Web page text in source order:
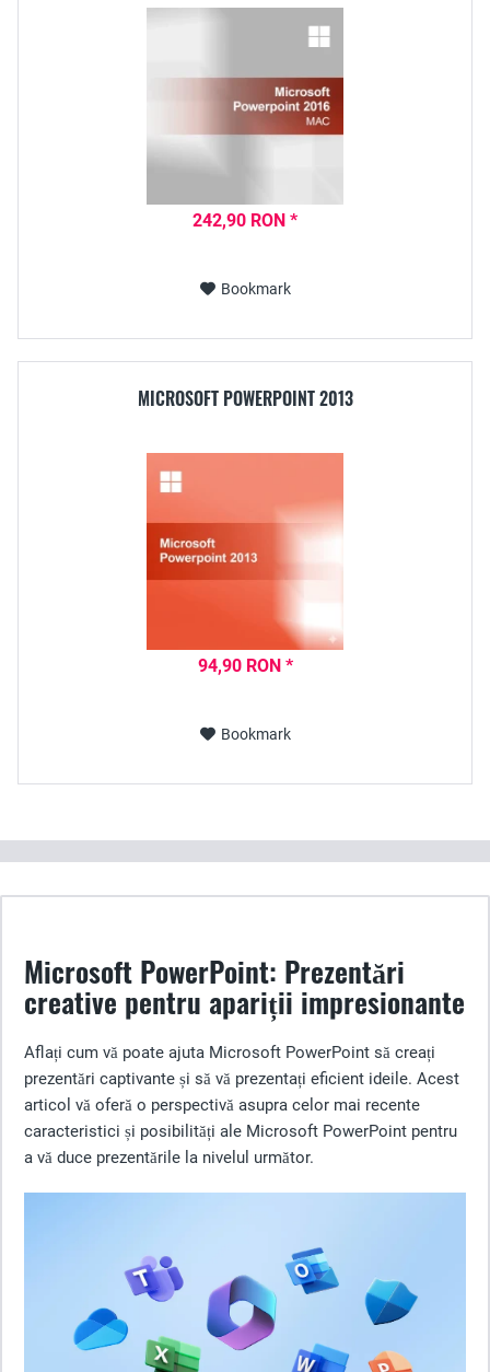
242,90 RON *
Bookmark
MICROSOFT POWERPOINT 2013
94,90 RON *
Bookmark
Microsoft PowerPoint: Prezentări
creative pentru apariții impresionante
Aflați cum vă poate ajuta Microsoft PowerPoint să creați
prezentări captivante și să vă prezentați eficient ideile. Acest
articol vă oferă o perspectivă asupra celor mai recente
caracteristici și posibilități ale Microsoft PowerPoint pentru
a vă duce prezentările la nivelul următor.